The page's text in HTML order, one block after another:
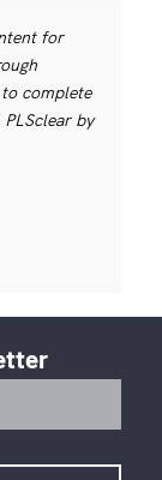
for
complete
by